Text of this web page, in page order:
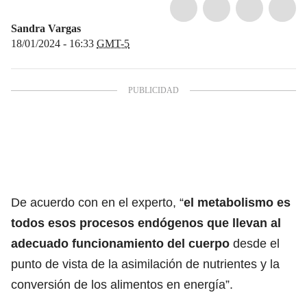
Sandra Vargas
18/01/2024 - 16:33 GMT-5
De acuerdo con en el experto, “el metabolismo es
todos esos procesos endógenos que llevan al
adecuado funcionamiento del cuerpo desde el
punto de vista de la asimilación de nutrientes y la
conversión de los alimentos en energía”.